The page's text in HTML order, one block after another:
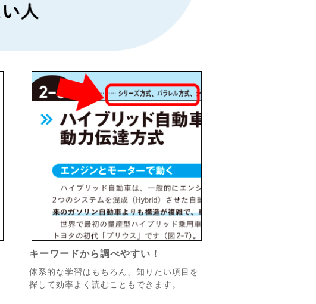
キーワードから調べやすい！
体系的な学習はもちろん、知りたい項目を
探して効率よく読むこともできます。